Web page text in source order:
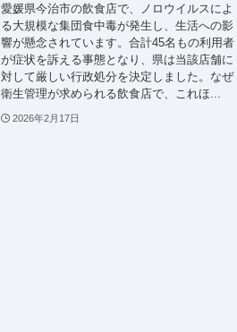
愛媛県今治市の飲食店で、ノロウイルスによ
る大規模な集団食中毒が発生し、生活への影
響が懸念されています。合計45名もの利用者
が症状を訴える事態となり、県は当該店舗に
対して厳しい行政処分を決定しました。なぜ
衛生管理が求められる飲食店で、これほ...
2026年2月17日